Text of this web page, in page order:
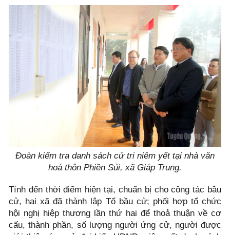
Đoàn kiểm tra danh sách cử tri niêm yết tại nhà văn
hoá thôn Phiền Sủi, xã Giáp Trung.
Tính đến thời điểm hiện tại, chuẩn bị cho công tác bầu
cử, hai xã đã thành lập Tổ bầu cử; phối hợp tổ chức
hội nghị hiệp thương lần thứ hai để thoả thuận về cơ
cấu, thành phần, số lượng người ứng cử, người được